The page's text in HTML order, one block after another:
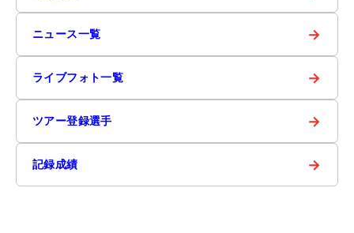
ニュース一覧 →
ライブフォト一覧 →
ツアー登録選手 →
記録成績 →